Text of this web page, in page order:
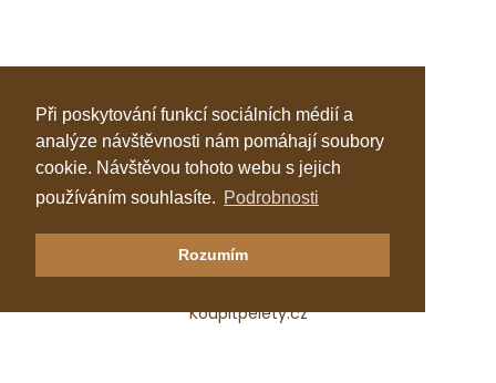
Při poskytování funkcí sociálních médií a
analýze návštěvnosti nám pomáhají soubory
cookie. Návštěvou tohoto webu s jejich
používáním souhlasíte. Podrobnosti
Rozumím
Klastr Česká peleta
Katalog topenářů
Koupitpelety.cz